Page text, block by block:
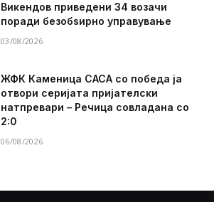
Викендов приведени 34 возачи
поради безобѕирно управување
03/08/2026
ЖФК Каменица САСА со победа ја
отвори серијата пријателски
натпревари – Речица совладана со
2:0
06/08/2026